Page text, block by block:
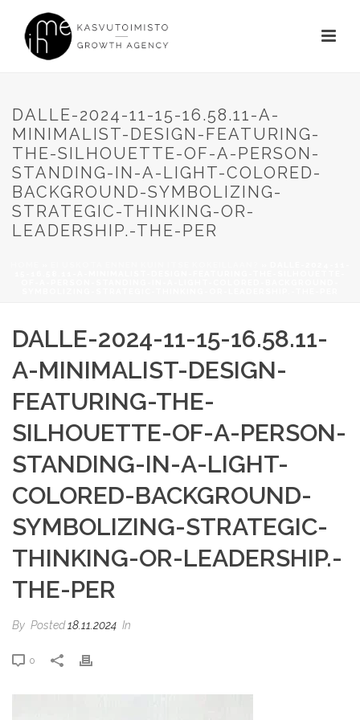
DALLE-2024-11-15-16.58.11-A-
MINIMALIST-DESIGN-FEATURING-
THE-SILHOUETTE-OF-A-PERSON-
STANDING-IN-A-LIGHT-COLORED-
BACKGROUND-SYMBOLIZING-
STRATEGIC-THINKING-OR-
LEADERSHIP.-THE-PER
DALLE-2024-11-15-16.58.11-
A-MINIMALIST-DESIGN-
FEATURING-THE-
SILHOUETTE-OF-A-PERSON-
STANDING-IN-A-LIGHT-
COLORED-BACKGROUND-
SYMBOLIZING-STRATEGIC-
THINKING-OR-LEADERSHIP.-
THE-PER
By Posted18.11.2024 In
0